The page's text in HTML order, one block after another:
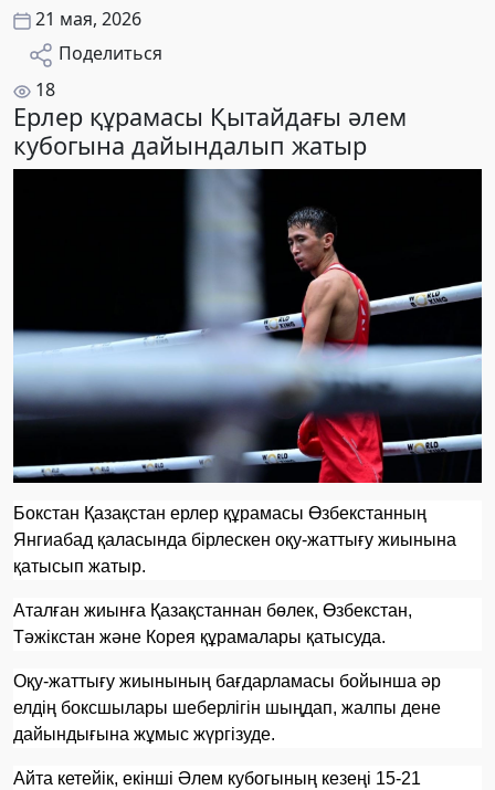
21 мая, 2026
Поделиться
18
Ерлер құрамасы Қытайдағы әлем
кубогына дайындалып жатыр
Бокстан Қазақстан ерлер құрамасы Өзбекстанның
Янгиабад қаласында бірлескен оқу-жаттығу жиынына
қатысып жатыр.
Аталған жиынға Қазақстаннан бөлек, Өзбекстан,
Тәжікстан және Корея құрамалары қатысуда.
Оқу-жаттығу жиынының бағдарламасы бойынша әр
елдің боксшылары шеберлігін шыңдап, жалпы дене
дайындығына жұмыс жүргізуде.
Айта кетейік, екінші Әлем кубогының кезеңі 15-21